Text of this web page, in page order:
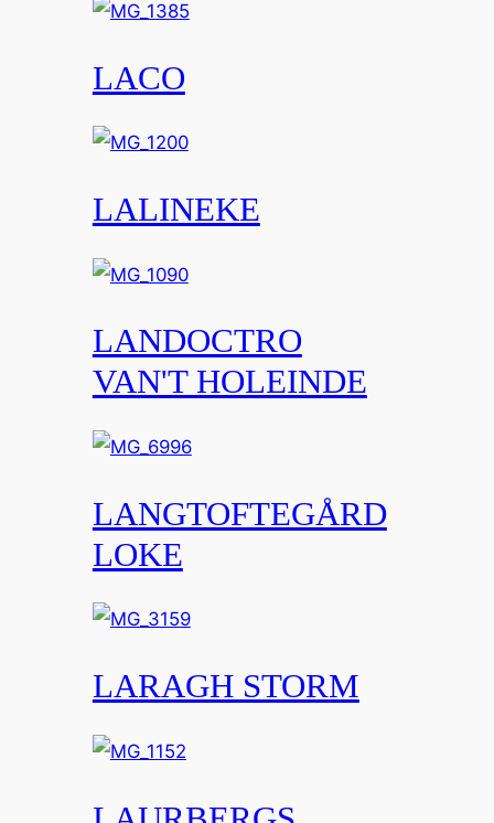
LACO
LALINEKE
LANDOCTRO
VAN'T HOLEINDE
LANGTOFTEGÅRD
LOKE
LARAGH STORM